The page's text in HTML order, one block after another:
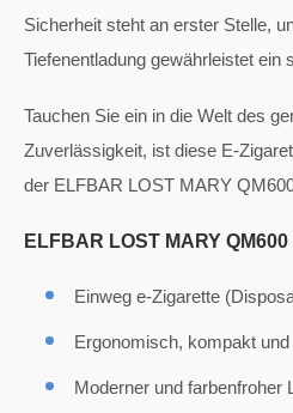
Sicherheit steht an erster Stelle,
Tiefenentladung gewährleistet ein
Tauchen Sie ein in die Welt des
Zuverlässigkeit, ist diese E-
der ELFBAR LOST MARY
ELFBAR LOST MARY
Einweg e-Zigarette
Ergonomisch, kompakt und
Moderner und farbenfroher